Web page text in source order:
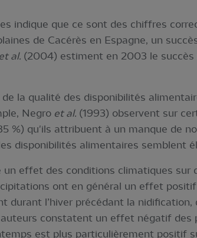
indique que ce sont des chiffres
de Cacérès en Espagne, un
et al. (2004) estiment en 2003 le succès
la qualité des disponibilités
Negro et al. (1993) observent sur
%) qu'ils attribuent à un manque de
disponibilités alimentaires semblent
effet des conditions climatiques sur
ont en général un effet
durant l’hiver précédant la nidification,
constatent un effet négatif des
est plus particulièrement positif